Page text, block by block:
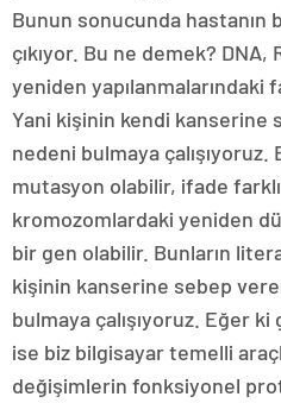
Bunun sonucunda
çıkıyor. Bu ne demek?
yeniden yapılanmalarındaki
Yani kişinin kendi kanserine
nedeni bulmaya
mutasyon olabilir, ifade
kromozomlardaki yeniden
bir gen olabilir. Bunların
kişinin kanserine sebep
bulmaya çalışıyoruz. Eğer
ise biz bilgisayar temelli
değişimlerin fonksiyonel